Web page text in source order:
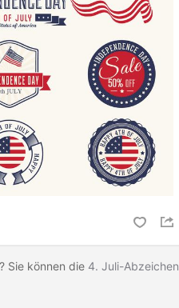
Sie können die 4. Juli-Abzeichen